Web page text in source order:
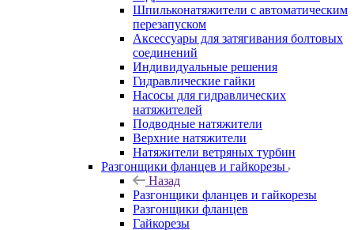
Шпильконатяжители с автоматическим
перезапуском
Аксессуары для затягивания болтовых
соединений
Индивидуальные решения
Гидравлические гайки
Насосы для гидравлических
натяжителей
Подводные натяжители
Верхние натяжители
Натяжители ветряных турбин
Разгонщики фланцев и гайкорезы
Назад
Разгонщики фланцев и гайкорезы
Разгонщики фланцев
Гайкорезы